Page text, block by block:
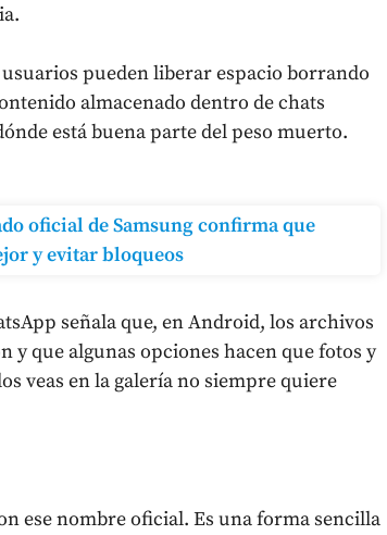
pueden liberar espacio borrando
almacenado dentro de chats
está buena parte del peso muerto.
oficial de Samsung confirma que
y evitar bloqueos
señala que, en Android, los archivos
y que algunas opciones hacen que fotos y
veas en la galería no siempre quiere
ese nombre oficial. Es una forma sencilla